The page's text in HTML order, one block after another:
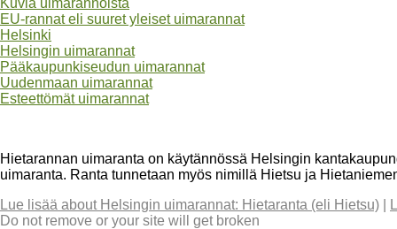
EU-rannat eli suuret yleiset uimarannat
Helsinki
Helsingin uimarannat
Pääkaupunkiseudun uimarannat
Uudenmaan uimarannat
Esteettömät uimarannat
Hietarannan uimaranta on käytännössä Helsingin
uimaranta. Ranta tunnetaan myös nimillä Hietsu ja
Lue lisää about Helsingin uimarannat: Hietaranta (eli Hietsu)
Do not remove or your site will get broken